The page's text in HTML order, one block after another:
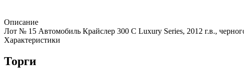
Описание
Лот № 15 Автомобиль Крайслер 300 С Luxury Series, 2012 г.в.,
Характеристики
Торги